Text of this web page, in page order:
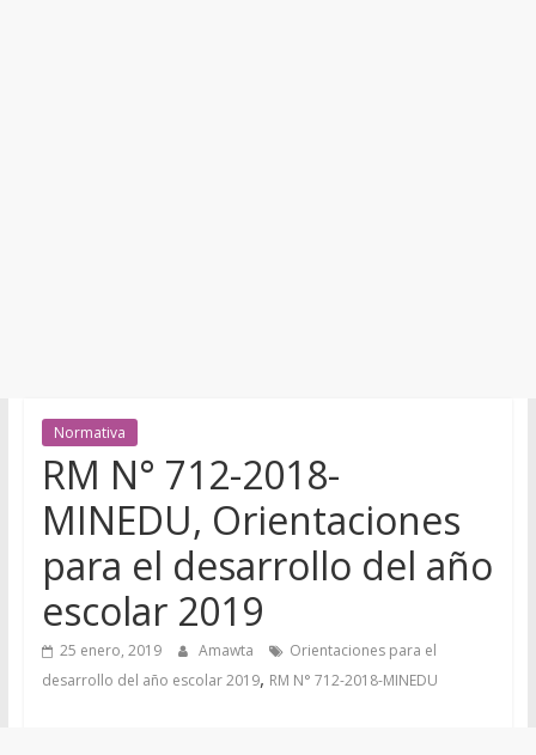
Normativa
RM N° 712-2018-
MINEDU, Orientaciones
para el desarrollo del año
escolar 2019
25 enero, 2019 Amawta
Orientaciones para el
desarrollo del año escolar 2019, RM N° 712-2018-MINEDU